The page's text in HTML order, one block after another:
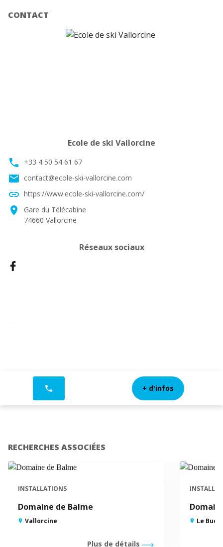
CONTACT
Ecole de ski Vallorcine
phone +33 4 50 54 61 67
email contact@ecole-ski-vallorcine.com
link https://www.ecole-ski-vallorcine.com/
location_on
Gare du Télécabine
74660 Vallorcine
Réseaux sociaux
+ d'infos
phone
RECHERCHES ASSOCIÉES
INSTALLATIONS
Domaine de Balme
Vallorcine
Plus de détails
Le